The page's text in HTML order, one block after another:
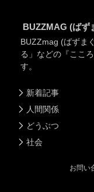
BUZZMAG (ば
BUZZmag (ばずま
る」などの『ここ
す。
新着記事
人間関係
どうぶつ
社会
お問い